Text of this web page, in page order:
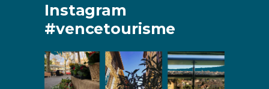
Instagram
#vencetourisme